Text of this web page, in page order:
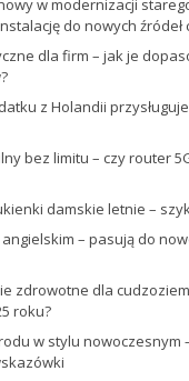
w modernizacji
do nowych źródeł
dla firm – jak je
z Holandii
bez limitu – czy router
damskie letnie –
– pasują do
zdrowotne dla
roku?
w stylu nowoczesnym